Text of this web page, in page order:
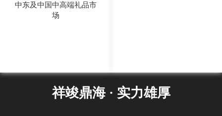
中东及中国中高端礼品市
场
祥竣鼎海 · 实力雄厚